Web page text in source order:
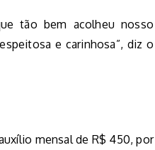
tão bem acolheu nosso
e carinhosa”, diz o
mensal de R$ 450, por